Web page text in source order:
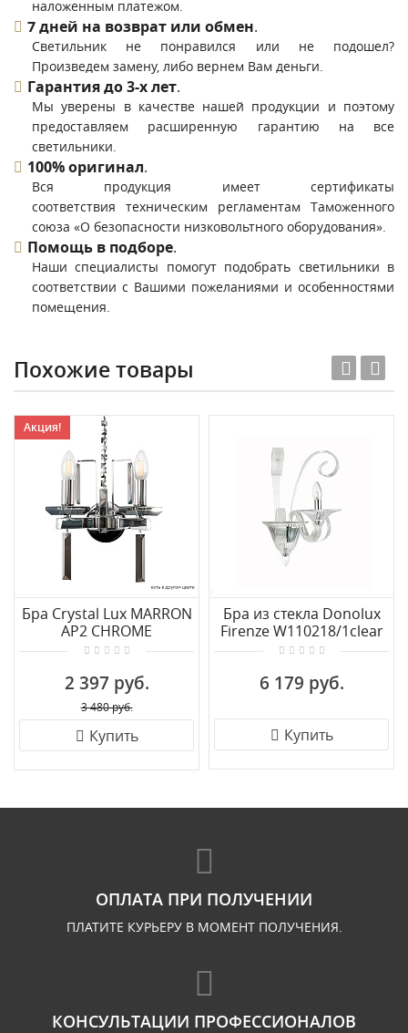
наложенным платежом.
7 дней на возврат или обмен.
Светильник не понравился или не подошел?
Произведем замену, либо вернем Вам деньги.
Гарантия до 3-х лет.
Мы уверены в качестве нашей продукции и поэтому
предоставляем расширенную гарантию на все
светильники.
100% оригинал.
Вся продукция имеет сертификаты
соответствия техническим регламентам Таможенного
союза «О безопасности низковольтного оборудования».
Помощь в подборе.
Наши специалисты помогут подобрать светильники в
соответствии с Вашими пожеланиями и особенностями
помещения.
Похожие товары
Акция!
Бра Crystal Lux MARRON
AP2 CHROME
2 397 руб.
3 480 руб.
Купить
Бра из стекла Donolux
Firenze W110218/1clear
6 179 руб.
Купить
ОПЛАТА ПРИ ПОЛУЧЕНИИ
ПЛАТИТЕ КУРЬЕРУ В МОМЕНТ ПОЛУЧЕНИЯ.
КОНСУЛЬТАЦИИ ПРОФЕССИОНАЛОВ